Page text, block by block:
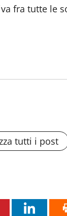
fra tutte le
tutti i post